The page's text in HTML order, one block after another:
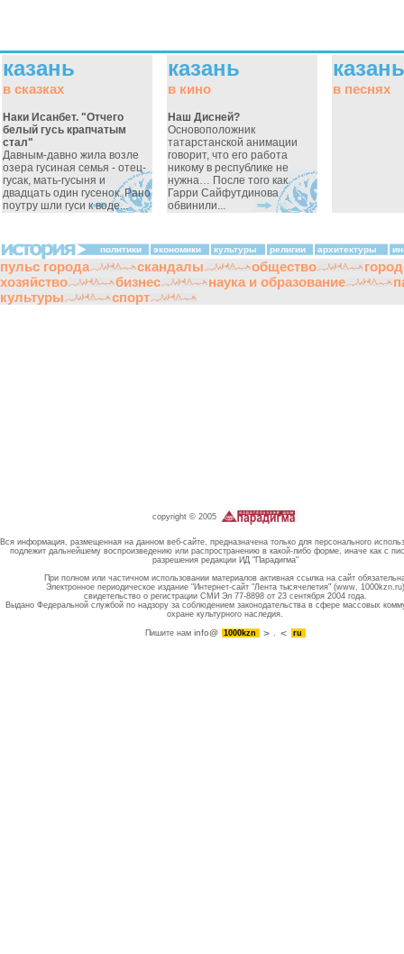
казань
в сказках
Наки Исанбет. "Отчего
белый гусь крапчатым
стал"
Давным-давно жила возле
озера гусиная семья - отец-
гусак, мать-гусыня и
двадцать один гусенок. Рано
поутру шли гуси к воде...
казань
в кино
Наш Дисней?
Основоположник
татарстанской анимации
говорит, что его работа
никому в республике не
нужна… После того как
Гарри Сайфутдинова
обвинили...
казань
в песнях
политики экономики культуры религии архитектуры
пульс города скандалы общество
хозяйство
бизнес наука и образование
культуры
спорт
copyright © 2005
Вся информация, размещенная на данном веб-сайте, предназначена только для персонального
подлежит дальнейшему воспроизведению или распространению в какой-либо форме, иначе как с
разрешения редакции ИД "Парадигма"
При полном или частичном использовании материалов активная ссылка на сайт
Электронное периодическое издание "Интернет-сайт "Лента тысячелетия" (www. 1000kzn.ru)
свидетельство о регистрации СМИ Эл 77-8898 от 23 сентября 2004 года.
Выдано Федеральной службой по надзору за соблюдением законодательства в сфере массовых
охране культурного наследия.
Пишите намinfo@ 1000kzn . ru